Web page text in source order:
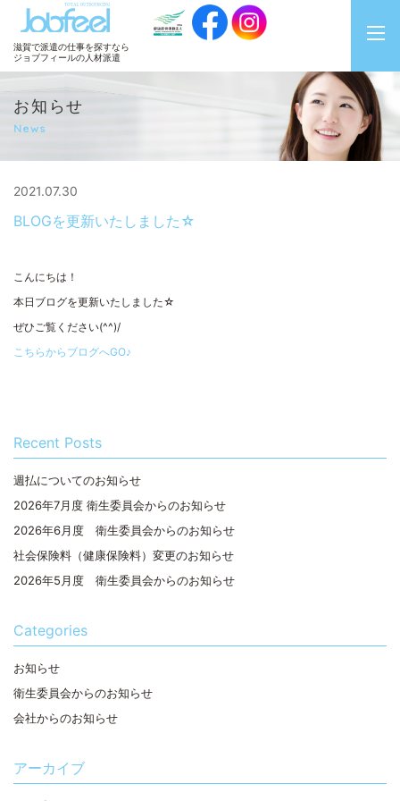
JobFeel
滋賀で派遣の仕事を探すなら
ジョブフィールの人材派遣
お知らせ
News
2021.07.30
BLOGを更新いたしました☆
こんにちは！
本日ブログを更新いたしました☆
ぜひご覧ください(^^)/
こちらからブログへGO♪
Recent Posts
週払についてのお知らせ
2026年7月度 衛生委員会からのお知らせ
2026年6月度 衛生委員会からのお知らせ
社会保険料（健康保険料）変更のお知らせ
2026年5月度 衛生委員会からのお知らせ
Categories
お知らせ
衛生委員会からのお知らせ
会社からのお知らせ
アーカイブ